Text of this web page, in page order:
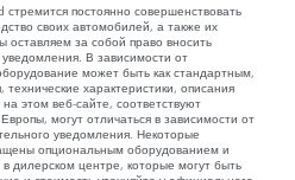
постоянно совершенствовать
своих автомобилей, а также их
оставляем за собой право вносить
В зависимости от
может быть как стандартным,
характеристики, описания
этом веб-сайте, соответствуют
могут отличаться в зависимости от
уведомления. Некоторые
опциональным оборудованием и
дилерском центре, которые могут быть